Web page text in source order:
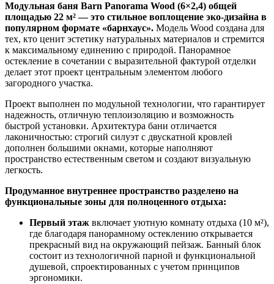
Модульная баня Barn Panorama Wood (6×2,4) общей
площадью 22 м² — это стильное воплощение эко-дизайна в
популярном формате «барнхаус». Модель Wood создана для
тех, кто ценит эстетику натуральных материалов и стремится
к максимальному единению с природой. Панорамное
остекление в сочетании с выразительной фактурой отделки
делает этот проект центральным элементом любого
загородного участка.
Проект выполнен по модульной технологии, что гарантирует
надежность, отличную теплоизоляцию и возможность
быстрой установки. Архитектура бани отличается
лаконичностью: строгий силуэт с двускатной кровлей
дополнен большими окнами, которые наполняют
пространство естественным светом и создают визуальную
легкость.
Продуманное внутреннее пространство разделено на
функциональные зоны для полноценного отдыха:
Первый этаж включает уютную комнату отдыха (10 м²),
где благодаря панорамному остеклению открывается
прекрасный вид на окружающий пейзаж. Банный блок
состоит из технологичной парной и функциональной
душевой, спроектированных с учетом принципов
эргономики.